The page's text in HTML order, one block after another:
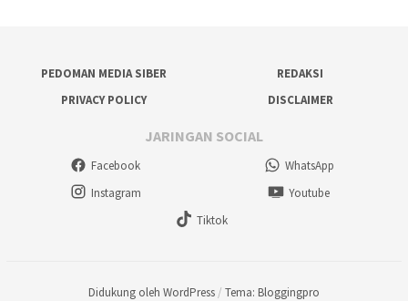
PEDOMAN MEDIA SIBER
REDAKSI
PRIVACY POLICY
DISCLAIMER
JARINGAN SOCIAL
Facebook
WhatsApp
Instagram
Youtube
Tiktok
Didukung oleh WordPress/ Tema: Bloggingpro